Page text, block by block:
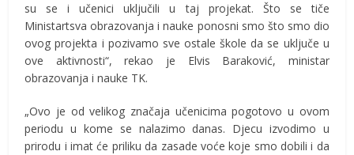
su se i učenici uključili u taj projekat. Što se tiče
Ministartsva obrazovanja i nauke ponosni smo što smo dio
ovog projekta i pozivamo sve ostale škole da se uključe u
ove aktivnosti“, rekao je Elvis Baraković, ministar
obrazovanja i nauke TK.
„Ovo je od velikog značaja učenicima pogotovo u ovom
periodu u kome se nalazimo danas. Djecu izvodimo u
prirodu i imat će priliku da zasade voće koje smo dobili i da